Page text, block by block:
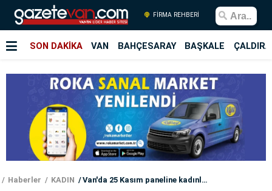
FİRMA REHBERİ
SON DAKİKA VAN BAHÇESARAY BAŞKALE
Haberler KADIN Van'da 25 Kasım paneline kadınlardan yoğun ilgi